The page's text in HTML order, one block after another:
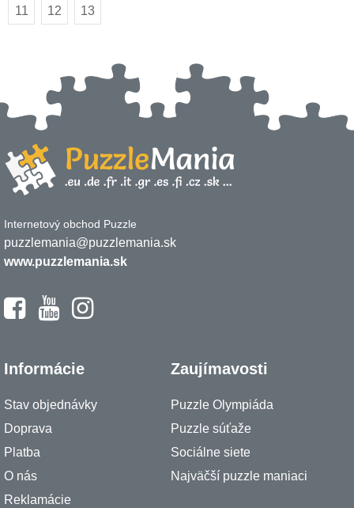
11 12 13
Internetový obchod Puzzle
puzzlemania@puzzlemania.sk
www.puzzlemania.sk
Informácie
Stav objednávky
Doprava
Platba
O nás
Reklamácie
Zaujímavosti
Puzzle Olympiáda
Puzzle súťaže
Sociálne siete
Najväčší puzzle maniaci